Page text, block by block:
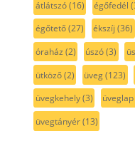
átlátszó(16) égőfedél
égőtető(27) ékszíj (36)
óraház (2) úszó(3)
ütköző(2) üveg(123)
üvegkehely(3) üveglap
üvegtányér(13)